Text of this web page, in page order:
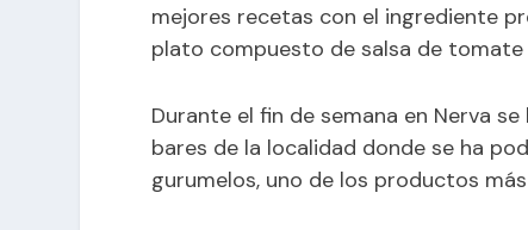
mejores recetas con el ingrediente
plato compuesto de salsa de
Durante el fin de semana en Nerva
bares de la localidad donde se ha
gurumelos, uno de los productos